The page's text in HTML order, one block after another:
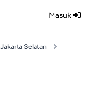
Masuk
Jakarta Selatan